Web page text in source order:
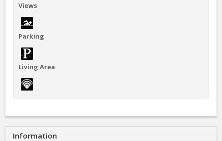
Views
Parking
Living Area
Information